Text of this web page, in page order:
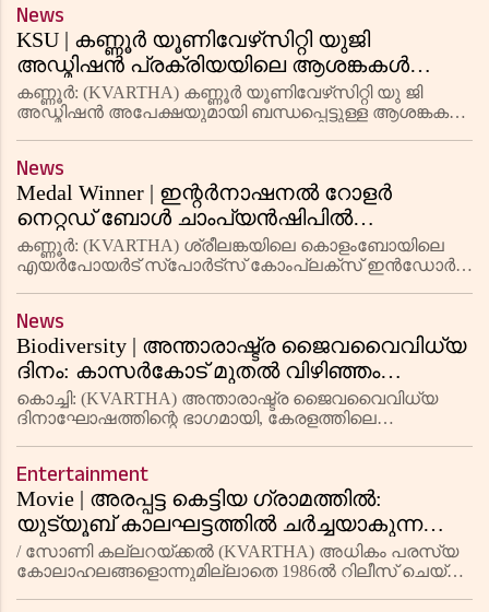
മൂവ്മെന്റ്
News
KSU | കണ്ണൂര്‍ യൂണിവേഴ്‌സിറ്റി യുജി
അഡ്മിഷന്‍ പ്രക്രിയയിലെ ആശങ്കകള്‍
അകറ്റണമെന്ന് കെ എസ് യു
കണ്ണൂര്‍: (KVARTHA) കണ്ണൂര്‍ യൂണിവേഴ്‌സിറ്റി യു ജി
അഡ്മിഷന്‍ അപേക്ഷയുമായി ബന്ധപ്പെട്ടുള്ള ആശങ്കകള്‍
തക
News
Medal Winner | ഇന്റര്‍നാഷനല്‍ റോളര്‍
നെറ്റഡ് ബോള്‍ ചാംപ്യന്‍ഷിപില്‍
രാജ്യത്തിനായി മെഡല്‍ നേടി കണ്ണൂരിലെ
താരം സാഹില്‍ അഷ്കർ
കണ്ണൂര്‍: (KVARTHA) ശ്രീലങ്കയിലെ കൊളംബോയിലെ
എയര്‍പോയര്‍ട് സ്പോര്‍ട്സ് കോംപ്ലക്സ് ഇന്‍ഡോര്‍
ഇന്‍ഡ്യയുടെ
News
Biodiversity | അന്താരാഷ്ട്ര ജൈവവൈവിധ്യ
ദിനം: കാസര്‍കോട് മുതല്‍ വിഴിഞ്ഞം
വരെയുള്ള 26 ഹാര്‍ബറുകളില്‍ മത്സ്യ-
ചെമ്മീന്‍-ഞണ്ട്-കക്കവര്‍ഗ ഇനങ്ങളുടെ
വിശദമായ അവലോകനം നടത്തി; ഒരു
ദിവസം എത്തിയത് 468 ഇനം മീനുകള്‍!
കൊച്ചി: (KVARTHA) അന്താരാഷ്ട്ര ജൈവവൈവിധ്യ
ദിനാഘോഷത്തിന്റെ ഭാഗമായി, കേരളത്തിലെ
സ്ഥാപനം (സിഎംഎഫ്ആര്‍ഐ). സിഎംഎഫ്ആര
Entertainment
Movie | അരപ്പട്ട കെട്ടിയ ഗ്രാമത്തിൽ:
യുട്യൂബ് കാലഘട്ടത്തിൽ ചർച്ചയാകുന്ന
പഴയൊരു ചിത്രം
/ സോണി കല്ലറയ്ക്കൽ (KVARTHA) അധികം പരസ്യ
കോലാഹലങ്ങളൊന്നുമില്ലാതെ 1986ൽ റിലീസ് ചെയ്ത